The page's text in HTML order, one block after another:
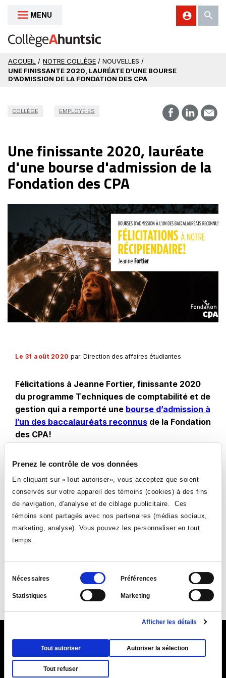
Prenez le contrôle de vos données
En cliquant sur «Tout autoriser», vous acceptez que soient
conservés sur votre appareil des témoins (cookies) à des fins
de navigation, d'analyse et de ciblage publicitaire. Ces
témoins sont partagés avec nos partenaires (médias sociaux,
marketing, analyse). Vous pouvez les personnaliser en tout
temps.
Sélection
consentement
Nécessaires Préférences
Statistiques Marketing
Afficher les détails
Tout autoriser Autoriser la sélection
Tout refuser
Aller au contenu
MENU
ACCUEIL / NOTRE COLLÈGE / NOUVELLES /
UNE FINISSANTE 2020, LAURÉATE D'UNE BOURSE
D'ADMISSION DE LA FONDATION DES CPA
COLLÈGE EMPLOYÉ·ES
Une finissante 2020, lauréate
d'une bourse d'admission de la
Fondation des CPA
Le 31 août 2020 par: Direction des affaires étudiantes
Félicitations à Jeanne Fortier, finissante 2020
du programme Techniques de comptabilité et de
gestion qui a remporté une bourse d’admission à
l’un des baccalauréats reconnusCe
nouvelle
fenêtre
de la Fondation
des CPA!
programmes de bourses, la Fondation accompagne des jeunes moins privilégiés
CPA.
VOIR TOUTES LES NOUVELLES
Suivez-nous
lien
une
nouvelle
fenêtre
Ce
lien
nouvelle
Ce
lien
s'ouvrira
une
nouvelle
lien
s'ouvrira
une
nouvelle
9155, rue Saint-Hubert, Montréal (Québec) H2M 1Y8
Ce
lien
Plan du Collège (PDF)Ce| Annuaire | Coordonnées et